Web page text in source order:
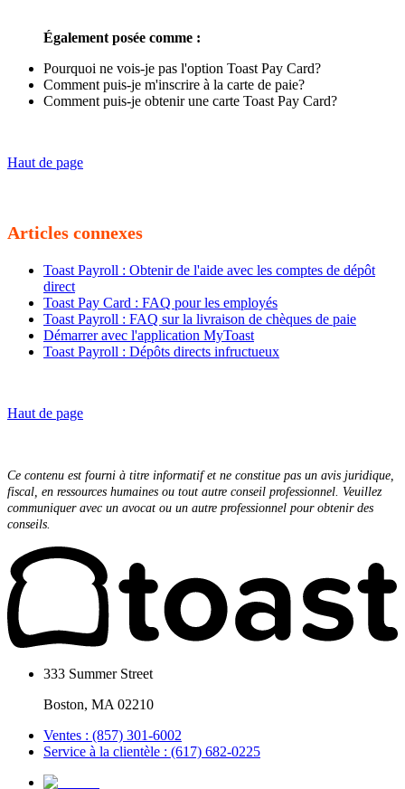
Également posée comme :
Pourquoi ne vois-je pas l'option Toast Pay Card?
Comment puis-je m'inscrire à la carte de paie?
Comment puis-je obtenir une carte Toast Pay Card?
Haut de page
Articles connexes
Toast Payroll : Obtenir de l'aide avec les comptes de dépôt
direct
Toast Pay Card : FAQ pour les employés
Toast Payroll : FAQ sur la livraison de chèques de paie
Démarrer avec l'application MyToast
Toast Payroll : Dépôts directs infructueux
Haut de page
Ce contenu est fourni à titre informatif et ne constitue pas un avis juridique,
fiscal, en ressources humaines ou tout autre conseil professionnel. Veuillez
communiquer avec un avocat ou un autre professionnel pour obtenir des
conseils.
333 Summer Street
Boston, MA 02210
Ventes : (857) 301-6002
Service à la clientèle : (617) 682-0225